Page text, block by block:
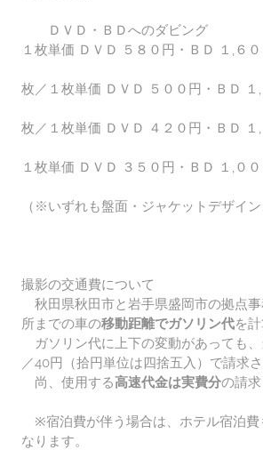
ＤＶＤ・ＢＤへのダビング
１枚単価 ＤＶＤ ５８０円・ＢＤ １,６
１０１～
枚／１枚単価 ＤＶＤ ５００円・ＢＤ １
２５１～
枚／１枚単価 ＤＶＤ ４２０円・ＢＤ １
５０１枚
１枚単価 ＤＶＤ ３５０円・ＢＤ １,０
（※いずれも盤面・ジャケットデザイ
撮影の交通費について
秋田県秋田市と岩手県盛岡市の拠点
所までの車の移動距離でガソリン代を
ガソリン代に上下の変動があっても
／40円（拾円単位は四捨五入）で請求さ
尚、使用する高速代金は実費分の請求
※宿泊費が伴う場合は、ホテル宿泊費
なります。